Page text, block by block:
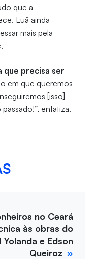
que a
Luã ainda
mais pela
que precisa ser
em que queremos
[isso]
enfatiza.
no Ceará
às obras do
e Edson
Queiroz